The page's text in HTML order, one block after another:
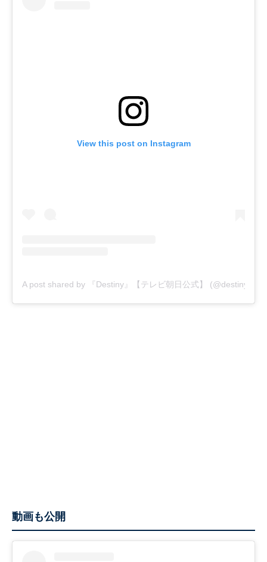
View this post on Instagram
A post shared by 『Destiny』【テレビ朝日公式】
動画も公開